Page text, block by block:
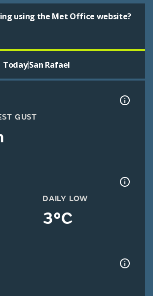
using the Met Office website?
Today|San Rafael
GUST
DAILY LOW
3°C